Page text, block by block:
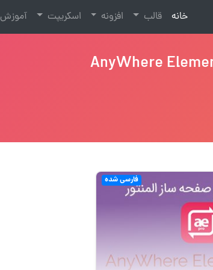
خانه
(current) قالب افزونه اسکریپت آموزش
فارسی شده